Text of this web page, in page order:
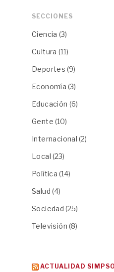
SECCIONES
Ciencia (3)
Cultura (11)
Deportes (9)
Economía (3)
Educación (6)
Gente (10)
Internacional (2)
Local (23)
Política (14)
Salud (4)
Sociedad (25)
Televisión (8)
ACTUALIDAD